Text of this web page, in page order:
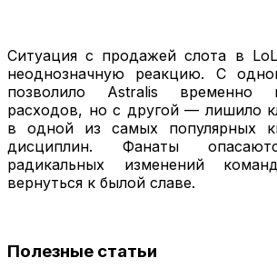
Ситуация с продажей слота в
неоднозначную реакцию. С
позволило Astralis временно
расходов, но с другой — лишило
в одной из самых популярных
дисциплин. Фанаты
радикальных изменений
вернуться к былой славе.
Полезные статьи